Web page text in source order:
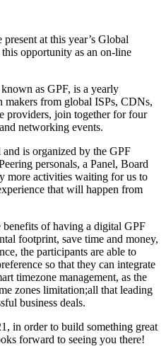
at this year’s Global
opportunity as an on-line
as GPF, is a yearly
makers from global ISPs, CDNs,
providers, join together for four
networking events.
is organized by the GPF
personals, a Panel, Board
more activities waiting for us to
that will happen from
of having a digital GPF
footprint, save time and money,
the participants are able to
so that they can integrate
timezone management, as the
zones limitation;all that leading
business deals.
in order to build something great
forward to seeing you there!